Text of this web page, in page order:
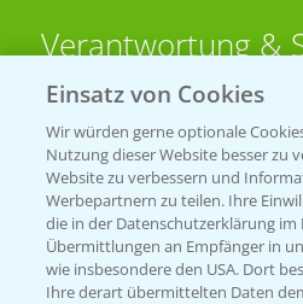
Verantwortung &
Sammelstellen und
PRE - Chemikalien
Sammelstellen und
Einsatz von Cookies
Wir würden gerne optionale
Nutzung dieser Website besser zu
Website zu verbessern und
Werbepartnern zu teilen. Ihre
die in der Datenschutzerklärung im
Übermittlungen an Empfänger in
wie insbesondere den USA. Dort
Ihre derart übermittelten Daten